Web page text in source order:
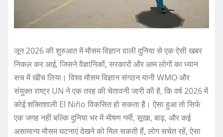
जून 2026 की शुरुआत में मौसम विज्ञान वाली दुनिया से एक ऐसी खबर
निकल कर आई, जिसने वैज्ञानिकों, सरकारों और आम लोगों का ध्यान
सच में खींच लिया। विश्व मौसम विज्ञान संगठन यानी WMO और
संयुक्त राष्ट्र UN ने एक तरह की चेतावनी जारी की है, कि वर्ष 2026 में
कोई शक्तिशाली El Niño विकसित हो सकता है। ऐसा हुआ तो सिर्फ
एक जगह नहीं बल्कि दुनिया भर में भीषण गर्मी, सूखा, बाढ़, और कई
असामान्य मौसम घटनाएं देखने को मिल सकती हैं, लोग सचेत रहें, ऐसा